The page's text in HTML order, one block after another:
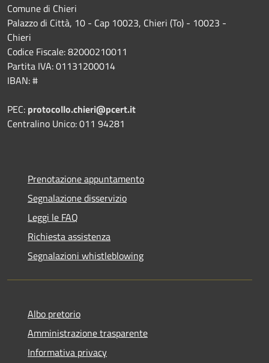
Comune di Chieri
Palazzo di Città, 10 - Cap 10023, Chieri (To) - 10023 -
Chieri
Codice Fiscale: 82000210011
Partita IVA: 01131200014
IBAN: #
PEC: protocollo.chieri@pcert.it
Centralino Unico: 011 94281
Prenotazione appuntamento
Segnalazione disservizio
Leggi le FAQ
Richiesta assistenza
Segnalazioni whistleblowing
Albo pretorio
Amministrazione trasparente
Informativa privacy